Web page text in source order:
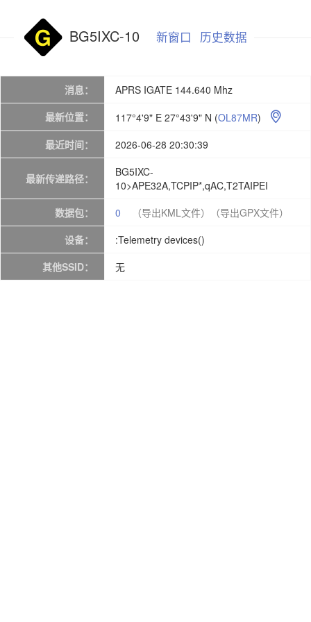
BG5IXC-10 新窗口 历史数据
消息：
APRS IGATE 144.640 Mhz
最新位置：
117°4'9" E 27°43'9" N (OL87MR) 
最近时间： 2026-06-28 20:30:39
最新传递路径：
BG5IXC-
10>APE32A,TCPIP*,qAC,T2TAIPEI
数据包：
0 （导出KML文件）
（导出GPX文件）
设备：
:Telemetry devices()
其他SSID：
无